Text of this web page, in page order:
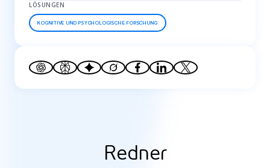
LÖSUNGEN
KOGNITIVE UND PSYCHOLOGISCHE FORSCHUNG
Redner